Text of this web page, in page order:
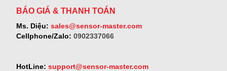
BÁO GIÁ & THANH TOÁN
Ms. Diệu: sales@sensor-master.com
Cellphone/Zalo: 0902337066
HotLine: support@sensor-master.com